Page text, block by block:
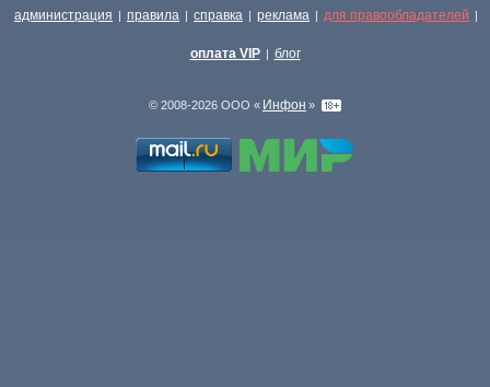
администрация | правила | справка | реклама | для правообладателей |
оплата VIP | блог
© 2008-2026 ООО « Инфон »